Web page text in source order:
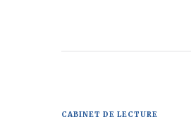
CABINET DE LECTURE